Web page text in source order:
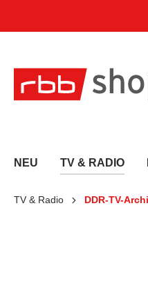
NEU TV & RADIO
TV & Radio DDR-TV-